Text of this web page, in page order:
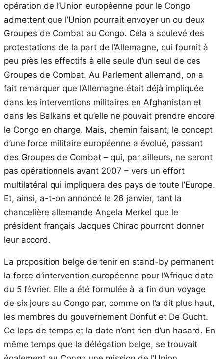
opération de l’Union européenne pour le Congo
admettent que l’Union pourrait envoyer un ou deux
Groupes de Combat au Congo. Cela a soulevé des
protestations de la part de l’Allemagne, qui fournit à
peu près les effectifs à elle seule d’un seul de ces
Groupes de Combat. Au Parlement allemand, on a
fait remarquer que l’Allemagne était déjà impliquée
dans les interventions militaires en Afghanistan et
dans les Balkans et qu’elle ne pouvait prendre encore
le Congo en charge. Mais, chemin faisant, le concept
d’une force militaire européenne a évolué, passant
des Groupes de Combat – qui, par ailleurs, ne seront
pas opérationnels avant 2007 – vers un effort
multilatéral qui impliquera des pays de toute l’Europe.
Et, ainsi, a-t-on annoncé le 26 janvier, tant la
chancelière allemande Angela Merkel que le
président français Jacques Chirac pourront donner
leur accord.
La proposition belge de tenir en stand-by permanent
la force d’intervention européenne pour l’Afrique date
du 5 février. Elle a été formulée à la fin d’un voyage
de six jours au Congo par, comme on l’a dit plus haut,
les membres du gouvernement Donfut et De Gucht.
Ce laps de temps et la date n’ont rien d’un hasard. En
même temps que la délégation belge, se trouvait